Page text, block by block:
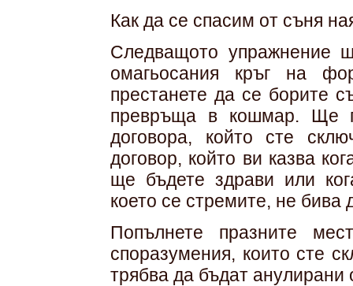
Как да се спасим от съня
Следващото упражнение
омагьосания кръг на
престанете да се борите
превръща в кошмар. Ще
договора, който сте
договор, който ви казва
ще бъдете здрави или
което се стремите, не бива
Попълнете празните
споразумения, които сте
трябва да бъдат